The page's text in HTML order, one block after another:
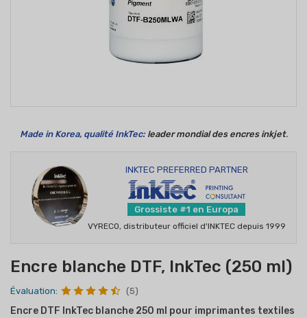
Made in Korea, qualité InkTec:leader mondial des encres inkjet.
INKTEC PREFERRED PARTNER
Grossiste #1 en Europa
VYRECO, distributeur officiel d'INKTEC depuis 1999
Encre blanche DTF, InkTec (250 ml)
Évaluation: (5)
Encre DTF InkTec blanche 250 ml pour imprimantes textiles